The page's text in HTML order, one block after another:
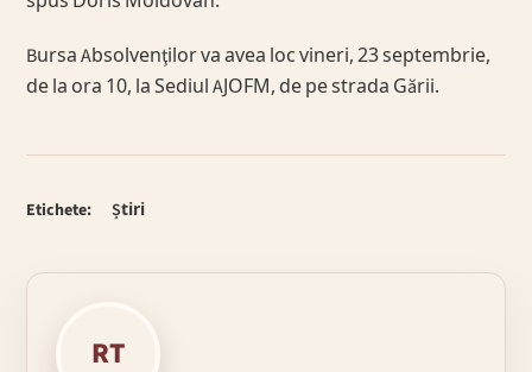
Bursa Absolvenţilor va avea loc vineri, 23 septembrie,
de la ora 10, la Sediul AJOFM, de pe strada Gării.
Etichete: Știri
RT